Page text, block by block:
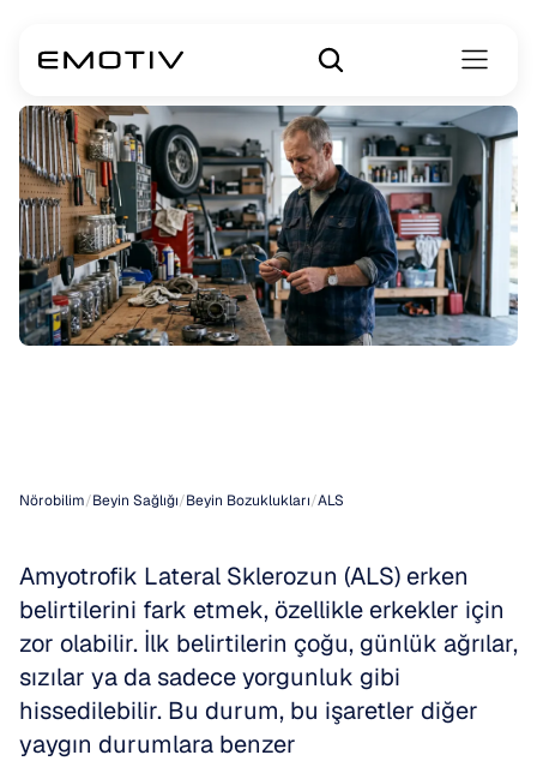
Nörobilim/Beyin Sağlığı/Beyin Bozuklukları/ALS
Amyotrofik Lateral Sklerozun (ALS) erken
belirtilerini fark etmek, özellikle erkekler için
zor olabilir. İlk belirtilerin çoğu, günlük ağrılar,
sızılar ya da sadece yorgunluk gibi
hissedilebilir. Bu durum, bu işaretler diğer
yaygın durumlara benzer